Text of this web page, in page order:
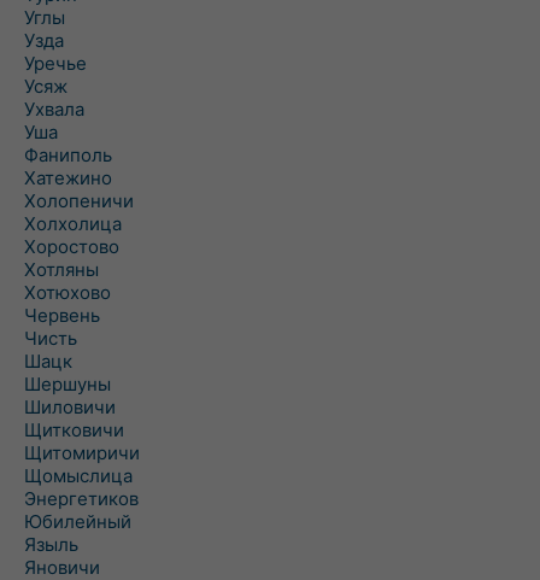
Углы
Узда
Уречье
Усяж
Ухвала
Уша
Фаниполь
Хатежино
Холопеничи
Холхолица
Хоростово
Хотляны
Хотюхово
Червень
Чисть
Шацк
Шершуны
Шиловичи
Щитковичи
Щитомиричи
Щомыслица
Энергетиков
Юбилейный
Языль
Яновичи